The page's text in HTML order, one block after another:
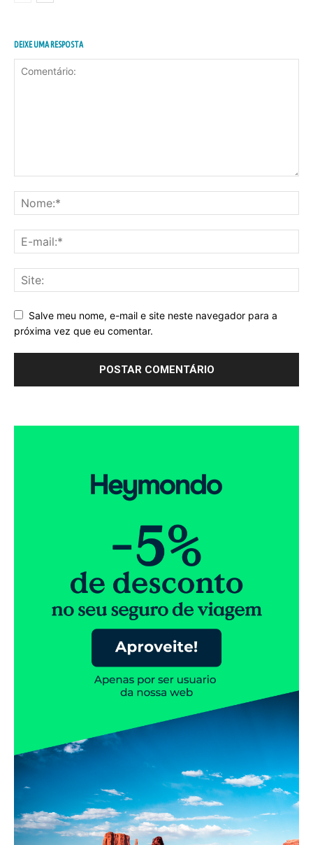
DEIXE UMA RESPOSTA
Salve meu nome, e-mail e site neste navegador para a
próxima vez que eu comentar.